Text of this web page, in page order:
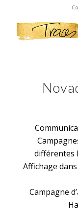
différentes
Affichage
Campagne